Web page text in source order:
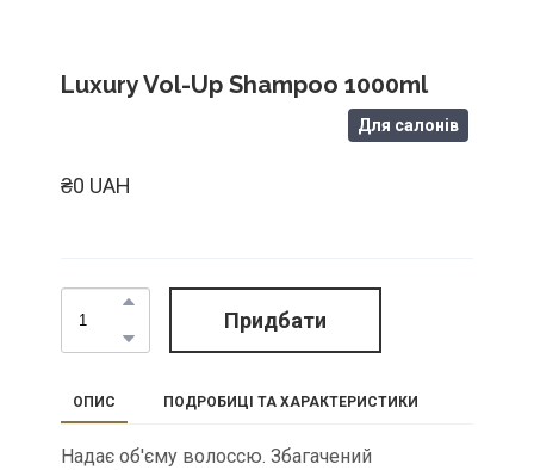
Luxury Vol-Up Shampoo 1000ml
Для салонів
₴0 UAH
Придбати
ОПИС ПОДРОБИЦІ ТА ХАРАКТЕРИСТИКИ
Надає об'єму волоссю. Збагачений